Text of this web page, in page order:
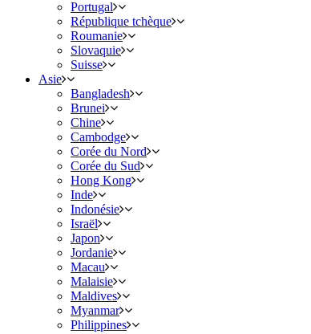
Portugal
République tchèque
Roumanie
Slovaquie
Suisse
Asie
Bangladesh
Brunei
Chine
Cambodge
Corée du Nord
Corée du Sud
Hong Kong
Inde
Indonésie
Israël
Japon
Jordanie
Macau
Malaisie
Maldives
Myanmar
Philippines